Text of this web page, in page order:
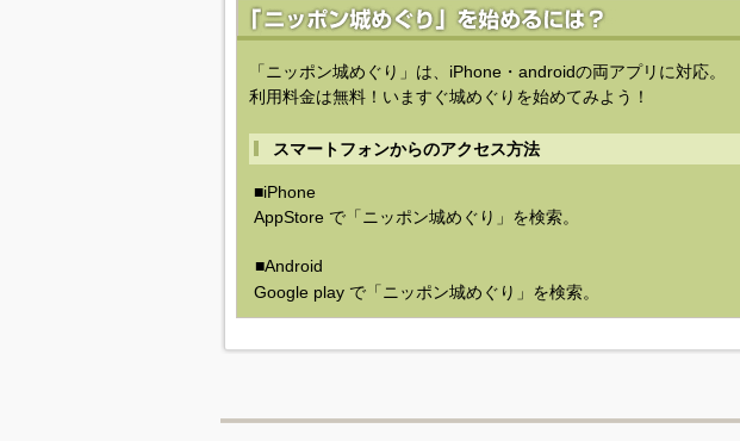
「ニッポン城めぐり」は、iPhone・androidの両アプリに対応。
利用料金は無料！いますぐ城めぐりを始めてみよう！
スマートフォンからのアクセス方法
■iPhone
AppStore で「ニッポン城めぐり」を検索。
■Android
Google play で「ニッポン城めぐり」を検索。